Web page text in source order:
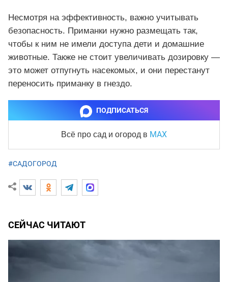
Несмотря на эффективность, важно учитывать
безопасность. Приманки нужно размещать так,
чтобы к ним не имели доступа дети и домашние
животные. Также не стоит увеличивать дозировку —
это может отпугнуть насекомых, и они перестанут
переносить приманку в гнездо.
ПОДПИСАТЬСЯ
Всё про сад и огород в MAX
#САДОГОРОД
СЕЙЧАС ЧИТАЮТ